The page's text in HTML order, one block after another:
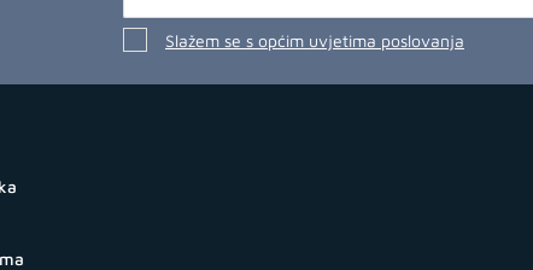
Slažem se s općim uvjetima poslovanja